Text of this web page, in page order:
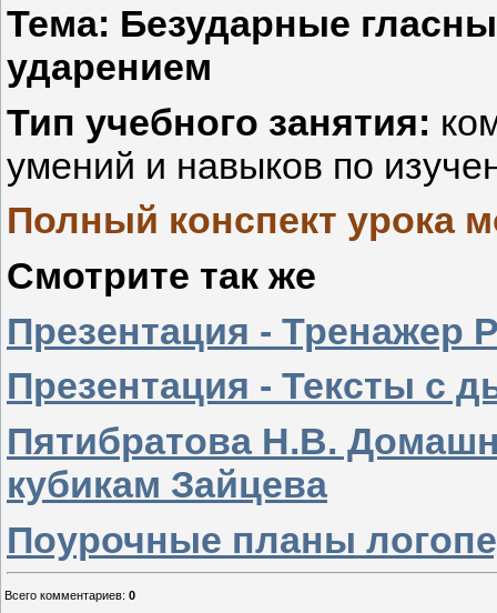
Тема: Безударные
ударением
Тип учебного занятия:
умений и навыков по
Полный конспект урока
Смотрите так же
Презентация - Тренажер
Презентация - Тексты с
Пятибратова Н.В.
кубикам Зайцева
Поурочные планы
Всего комментариев: 0